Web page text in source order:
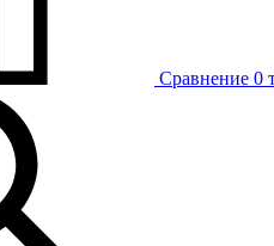
Сравнение 0